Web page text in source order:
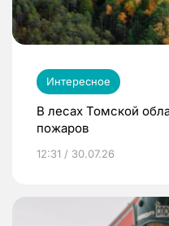
Интересное
В лесах Томской
пожаров
12:31 / 30.07.26